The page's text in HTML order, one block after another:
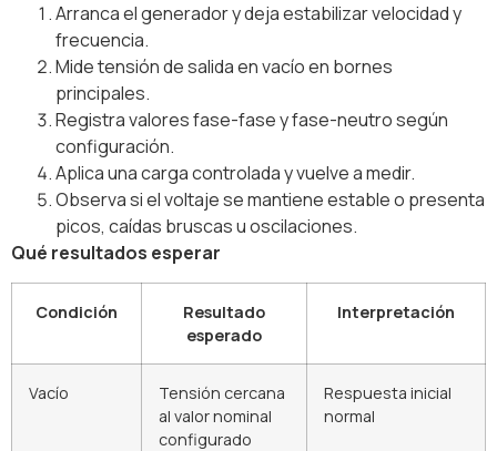
Arranca el generador y deja estabilizar velocidad y
frecuencia.
Mide tensión de salida en vacío en bornes
principales.
Registra valores fase-fase y fase-neutro según
configuración.
Aplica una carga controlada y vuelve a medir.
Observa si el voltaje se mantiene estable o presenta
picos, caídas bruscas u oscilaciones.
Qué resultados esperar
Condición
Resultado
esperado
Interpretación
Vacío
Tensión cercana
al valor nominal
configurado
Respuesta inicial
normal